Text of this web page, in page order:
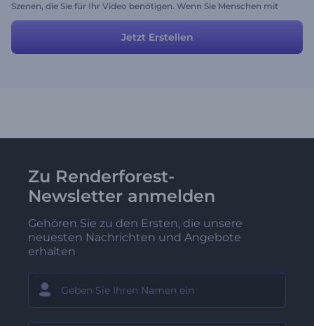
Szenen, die Sie für Ihr Video benötigen. Wenn Sie Menschen mit
Ratschlägen oder hilfreichen Tipps ansprechen möchten, ist diese
fertige Geschichte genau das, wonach Sie suchen. Passen Sie sie an
Ihre Bedürfnisse an und steigern Sie das Engagement Ihrer Seite
Jetzt Erstellen
Zu Renderforest-
Newsletter anmelden
Gehören Sie zu den Ersten, die unsere
neuesten Nachrichten und Angebote
erhalten